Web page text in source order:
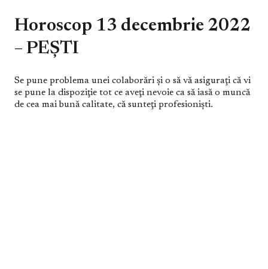
Horoscop 13 decembrie 2022
– PEŞTI
Se pune problema unei colaborări şi o să vă asiguraţi că vi
se pune la dispoziţie tot ce aveţi nevoie ca să iasă o muncă
de cea mai bună calitate, că sunteţi profesionişti.